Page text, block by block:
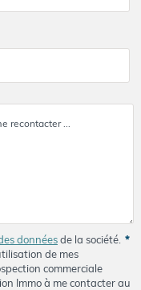
donnéesde la société. *
de mes
commerciale
Immo à me contacter au